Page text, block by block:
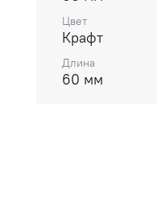
Цвет
Крафт
Длина
60 мм